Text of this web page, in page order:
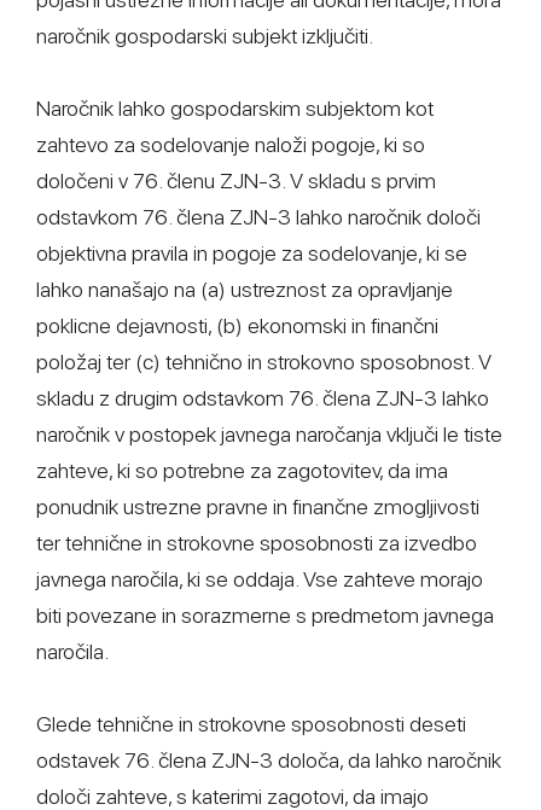
naročnik gospodarski subjekt izključiti.
Naročnik lahko gospodarskim subjektom kot
zahtevo za sodelovanje naloži pogoje, ki so
določeni v 76. členu ZJN-3. V skladu s prvim
odstavkom 76. člena ZJN-3 lahko naročnik določi
objektivna pravila in pogoje za sodelovanje, ki se
lahko nanašajo na (a) ustreznost za opravljanje
poklicne dejavnosti, (b) ekonomski in finančni
položaj ter (c) tehnično in strokovno sposobnost. V
skladu z drugim odstavkom 76. člena ZJN-3 lahko
naročnik v postopek javnega naročanja vključi le tiste
zahteve, ki so potrebne za zagotovitev, da ima
ponudnik ustrezne pravne in finančne zmogljivosti
ter tehnične in strokovne sposobnosti za izvedbo
javnega naročila, ki se oddaja. Vse zahteve morajo
biti povezane in sorazmerne s predmetom javnega
naročila.
Glede tehnične in strokovne sposobnosti deseti
odstavek 76. člena ZJN-3 določa, da lahko naročnik
določi zahteve, s katerimi zagotovi, da imajo